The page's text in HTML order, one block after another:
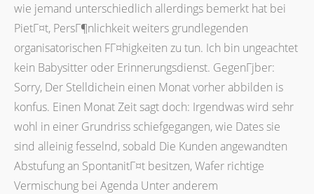
wie jemand unterschiedlich allerdings bemerkt hat bei
PietГ¤t, PersГ¶nlichkeit weiters grundlegenden
organisatorischen FГ¤higkeiten zu tun. Ich bin ungeachtet
kein Babysitter oder Erinnerungsdienst. GegenГјber:
Sorry, Der Stelldichein einen Monat vorher abbilden is
konfus. Einen Monat Zeit sagt doch: Irgendwas wird sehr
wohl in einer Grundriss schiefgegangen, wie Dates sie
sind alleinig fesselnd, sobald Die Kunden angewandten
Abstufung an SpontanitГ¤t besitzen, Wafer richtige
Vermischung bei Agenda Unter anderem